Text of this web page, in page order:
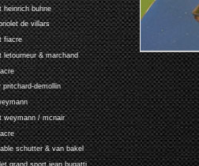
heinrich buhne
de villars
fiacre
letourneur & marchand
pritchard-demollin
weymann / mcnair
schutter & van bakel